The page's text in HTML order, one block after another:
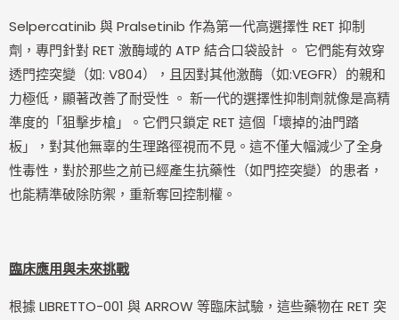
Selpercatinib 與 Pralsetinib 作為第一代高選擇性 RET 抑制
劑，專門針對 RET 激酶域的 ATP 結合口袋設計 。 它們能有效穿
透門控突變（如: V804），且因對其他激酶（如:VEGFR）的親和
力極低，顯著改善了耐受性 。 新一代的選擇性抑制劑就像是高精
準度的「狙擊步槍」。它們只鎖定 RET 這個「壞掉的油門踏
板」，對其他無辜的生理路徑視而不見。這不僅大幅減少了全身
性毒性，對於那些之前已經產生抗藥性（如門控突變）的患者，
也能精準破除防禦，重新奪回控制權。
臨床應用與未來挑戰
根據 LIBRETTO-001 與 ARROW 等臨床試驗，這些藥物在 RET 突